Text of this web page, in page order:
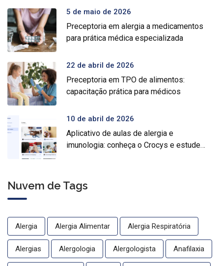
5 de maio de 2026
Preceptoria em alergia a medicamentos
para prática médica especializada
22 de abril de 2026
Preceptoria em TPO de alimentos:
capacitação prática para médicos
10 de abril de 2026
Aplicativo de aulas de alergia e
imunologia: conheça o Crocys e estude
Nuvem de Tags
Alergia Alergia Alimentar Alergia Respiratória
Alergias Alergologia Alergologista Anafilaxia